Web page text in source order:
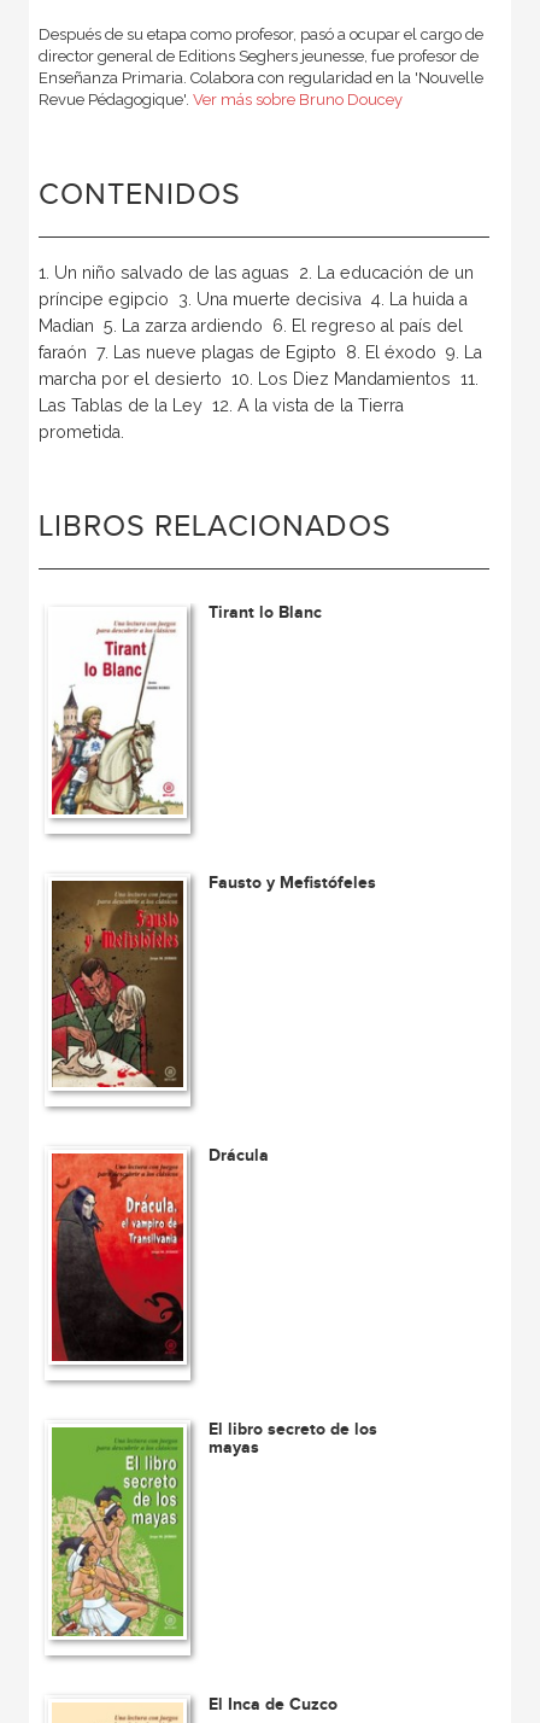
Después de su etapa como profesor, pasó a ocupar el cargo de
director general de Editions Seghers jeunesse, fue profesor de
Enseñanza Primaria. Colabora con regularidad en la 'Nouvelle
Revue Pédagogique'. Ver más sobre Bruno Doucey
CONTENIDOS
1. Un niño salvado de las aguas  2. La educación de un
príncipe egipcio  3. Una muerte decisiva  4. La huida a
Madian  5. La zarza ardiendo  6. El regreso al país del
faraón  7. Las nueve plagas de Egipto  8. El éxodo  9. La
marcha por el desierto  10. Los Diez Mandamientos  11.
Las Tablas de la Ley  12. A la vista de la Tierra
prometida.
LIBROS RELACIONADOS
Tirant lo Blanc
Fausto y Mefistófeles
Drácula
El libro secreto de los
mayas
El Inca de Cuzco